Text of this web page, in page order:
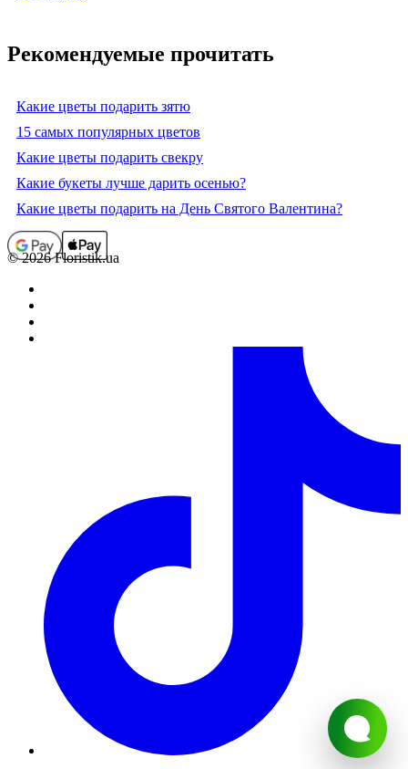
Рекомендуемые прочитать
Какие цветы подарить зятю
15 самых популярных цветов
Какие цветы подарить свекру
Какие букеты лучше дарить осенью?
Какие цветы подарить на День Святого Валентина?
© 2026 Floristik.ua